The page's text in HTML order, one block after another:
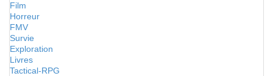
Film
Horreur
FMV
Survie
Exploration
Livres
Tactical-RPG